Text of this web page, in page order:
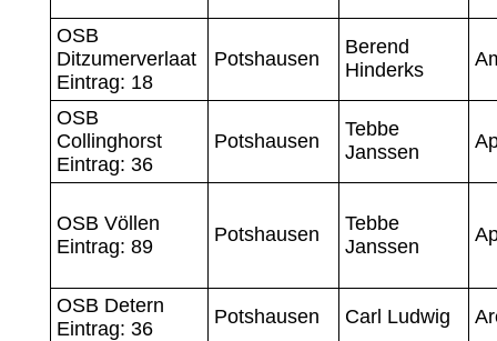
OSB
Ditzumerverlaat
Eintrag: 18
Potshausen
Berend
Hinderks
OSB
Collinghorst
Eintrag: 36
Potshausen
Tebbe
Janssen
OSB Völlen
Eintrag: 89
Potshausen
Tebbe
Janssen
OSB Detern
Eintrag: 36
Potshausen Carl Ludwig